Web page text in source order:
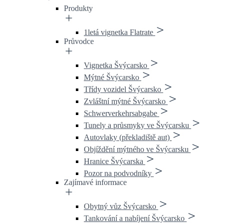
Produkty
1letá vignetka Flatrate
Průvodce
Vignetka Švýcarsko
Mýtné Švýcarsko
Třídy vozidel Švýcarsko
Zvláštní mýtné Švýcarsko
Schwerverkehrsabgabe
Tunely a průsmyky ve Švýcarsku
Autovlaky (překladiště aut)
Objíždění mýtného ve Švýcarsku
Hranice Švýcarska
Pozor na podvodníky
Zajímavé informace
Obytný vůz Švýcarsko
Tankování a nabíjení Švýcarsko